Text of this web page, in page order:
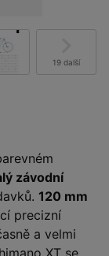
19 další
závodní
120 mm
precizní
a velmi